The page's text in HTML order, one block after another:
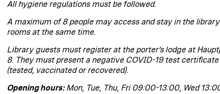
All hygiene regulations must be followed.
A maximum of 8 people may access and stay in the library
rooms at the same time.
Library guests must register at the porter’s lodge at
8. They must present a negative COVID-19 test certificate
(tested, vaccinated or recovered).
Opening hours:Mon, Tue, Thu, Fri 09:00-13:00, Wed